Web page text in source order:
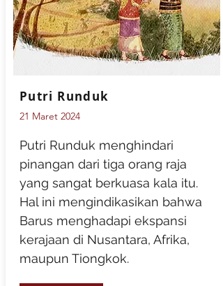
Putri Runduk
21 Maret 2024
Putri Runduk menghindari
pinangan dari tiga orang raja
yang sangat berkuasa kala itu.
Hal ini mengindikasikan bahwa
Barus menghadapi ekspansi
kerajaan di Nusantara, Afrika,
maupun Tiongkok.